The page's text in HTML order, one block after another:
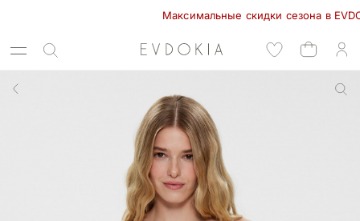
Максимальные скидки сезона в